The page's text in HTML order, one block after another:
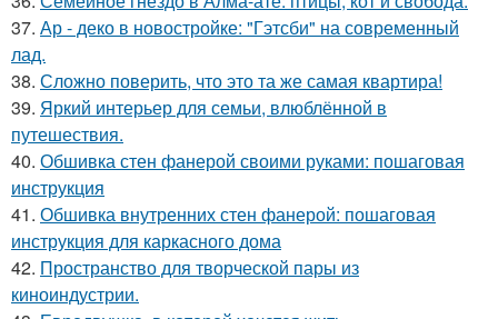
37. Ар - деко в новостройке: "Гэтсби" на современный
лад.
38. Сложно поверить, что это та же самая квартира!
39. Яркий интерьер для семьи, влюблённой в
путешествия.
40. Обшивка стен фанерой своими руками: пошаговая
инструкция
41. Обшивка внутренних стен фанерой: пошаговая
инструкция для каркасного дома
42. Пространство для творческой пары из
киноиндустрии.